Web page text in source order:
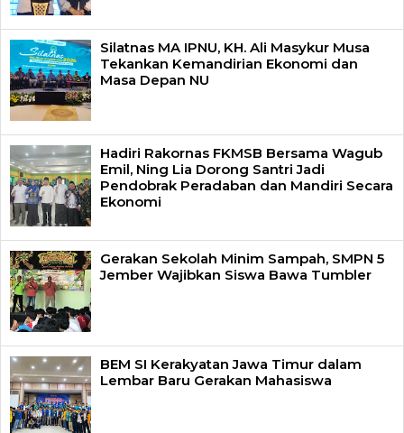
Silatnas MA IPNU, KH. Ali Masykur Musa
Tekankan Kemandirian Ekonomi dan
Masa Depan NU
Hadiri Rakornas FKMSB Bersama Wagub
Emil, Ning Lia Dorong Santri Jadi
Pendobrak Peradaban dan Mandiri Secara
Ekonomi
Gerakan Sekolah Minim Sampah, SMPN 5
Jember Wajibkan Siswa Bawa Tumbler
BEM SI Kerakyatan Jawa Timur dalam
Lembar Baru Gerakan Mahasiswa